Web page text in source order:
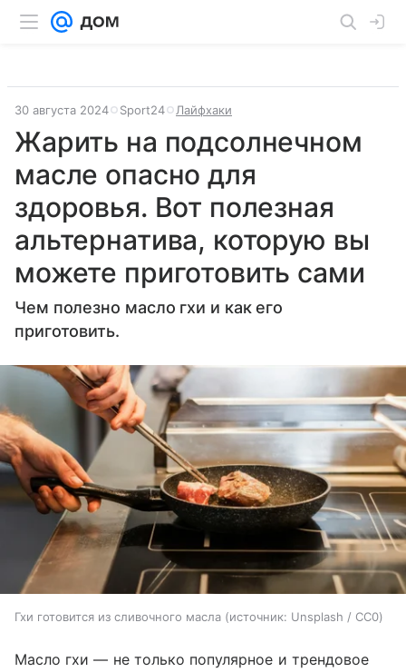
30 августа 2024 Sport24 Лайфхаки
Жарить на подсолнечном
масле опасно для
здоровья. Вот полезная
альтернатива, которую вы
можете приготовить сами
Чем полезно масло гхи и как его
приготовить.
Гхи готовится из сливочного масла источник: Unsplash / CC0
Масло гхи — не только популярное и трендовое